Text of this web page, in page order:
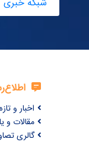
اخبار و
مقالات و
گالری